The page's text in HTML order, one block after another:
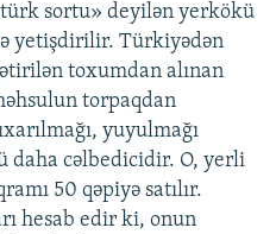
sortu» deyilən yerkökü
yetişdirilir. Türkiyədən
toxumdan alınan
torpaqdan
yuyulmağı
daha cəlbedicidir. O, yerli
50 qəpiyə satılır.
hesab edir ki, onun